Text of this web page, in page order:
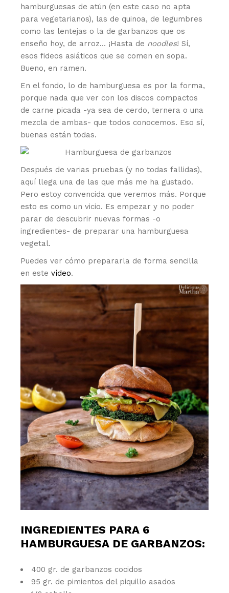
hamburguesas de atún (en este caso no apta
para vegetarianos), las de quinoa, de legumbres
como las lentejas o la de garbanzos que os
enseño hoy, de arroz… ¡Hasta de noodles! Sí,
esos fideos asiáticos que se comen en sopa.
Bueno, en ramen.
En el fondo, lo de hamburguesa es por la forma,
porque nada que ver con los discos compactos
de carne picada -ya sea de cerdo, ternera o una
mezcla de ambas- que todos conocemos. Eso sí,
buenas están todas.
Después de varias pruebas (y no todas fallidas),
aquí llega una de las que más me ha gustado.
Pero estoy convencida que veremos más. Porque
esto es como un vicio. Es empezar y no poder
parar de descubrir nuevas formas -o
ingredientes- de preparar una hamburguesa
vegetal.
Puedes ver cómo prepararla de forma sencilla
en estevídeo.
INGREDIENTES PARA 6
HAMBURGUESA DE GARBANZOS:
400 gr. de garbanzos cocidos
95 gr. de pimientos del piquillo asados